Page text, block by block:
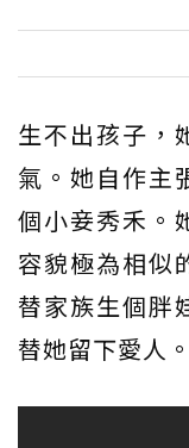
生不出孩子，
氣。她自作主
個小妾秀禾。
容貌極為相似
替家族生個胖
替她留下愛人。